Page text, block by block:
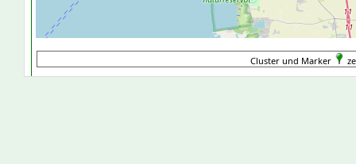
Cluster und Marker